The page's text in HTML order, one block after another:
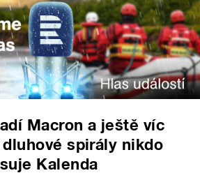
Macron a ještě víc
spirály nikdo
Kalenda